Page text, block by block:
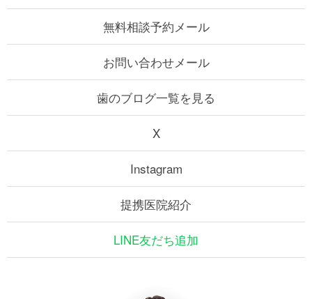
無料相談予約メール
お問い合わせメール
歯のブログ一覧を見る
X
Instagram
提携医院紹介
LINE友だち追加